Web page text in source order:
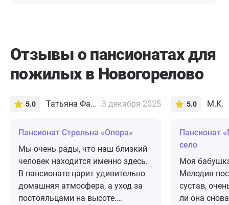
Отзывы о пансионатах для
пожилых в Новогорелово
5.0 Татьяна Фадеева 3 декабря 2025
Пансионат Стрельна «Опора»
Мы очень рады, что наш близкий
человек находится именно здесь.
В пансионате царит удивительно
домашняя атмосфера, а уход за
постояльцами на высоте.
5.0 М.К.
Пансионат
село
Моя
Мелодия
сустав,
ли она